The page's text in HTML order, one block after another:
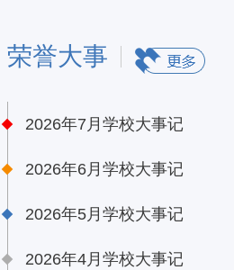
荣誉大事
2026年7月学校大事记
2026年6月学校大事记
2026年5月学校大事记
2026年4月学校大事记